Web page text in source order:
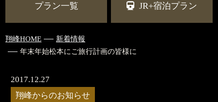
プラン一覧 JR+宿泊プラン
翔峰HOME
新着情報
年末年始松本にご旅行計画の皆様に
2017.12.27
翔峰からのお知らせ